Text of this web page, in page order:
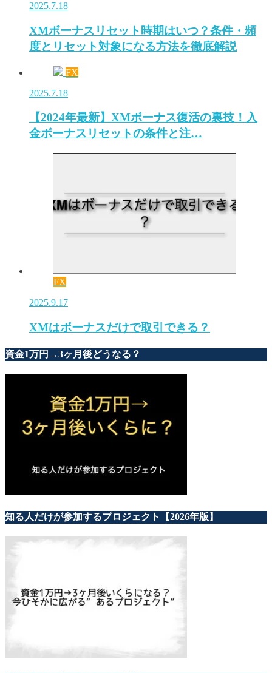
2025.7.18
XMボーナスリセット時期はいつ？条件・頻
度とリセット対象になる方法を徹底解説
FX
2025.7.18
【2024年最新】XMボーナス復活の裏技！入
金ボーナスリセットの条件と注…
FX
2025.9.17
XMはボーナスだけで取引できる？
資金1万円→3ヶ月後どうなる？
知る人だけが参加するプロジェクト【2026年版】